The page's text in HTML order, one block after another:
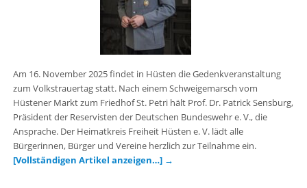
Am 16. November 2025 findet in Hüsten die Gedenkveranstaltung
zum Volkstrauertag statt. Nach einem Schweigemarsch vom
Hüstener Markt zum Friedhof St. Petri hält Prof. Dr. Patrick Sensburg,
Präsident der Reservisten der Deutschen Bundeswehr e. V., die
Ansprache. Der Heimatkreis Freiheit Hüsten e. V. lädt alle
Bürgerinnen, Bürger und Vereine herzlich zur Teilnahme ein.
[Vollständigen Artikel anzeigen…] →